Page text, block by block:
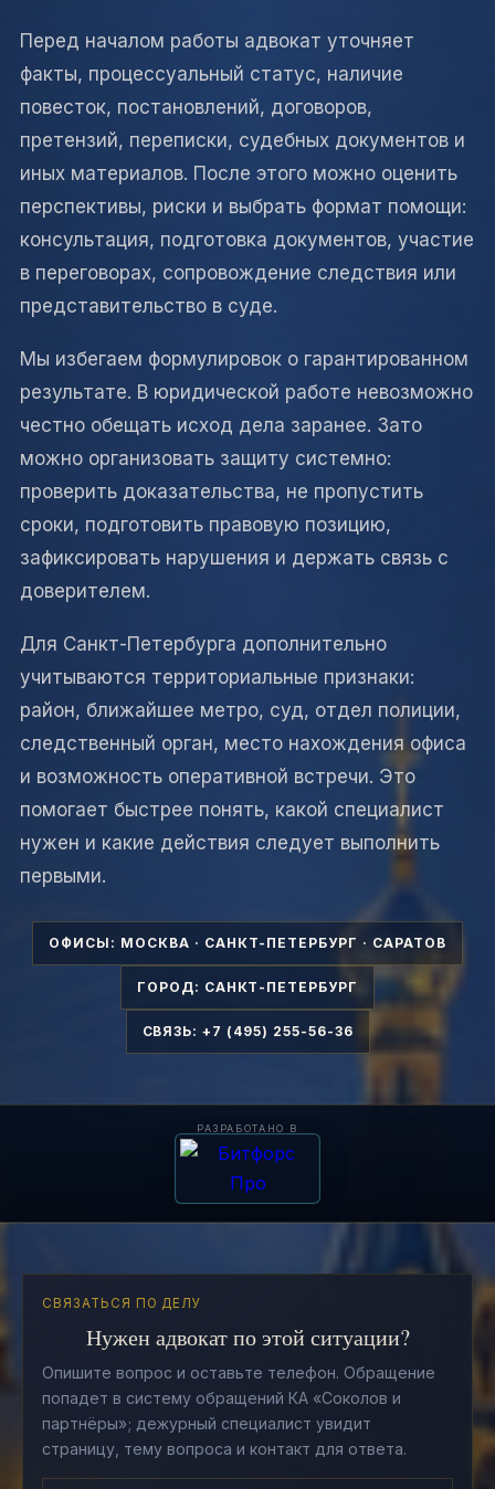
Перед началом работы адвокат уточняет
факты, процессуальный статус, наличие
повесток, постановлений, договоров,
претензий, переписки, судебных документов и
иных материалов. После этого можно оценить
перспективы, риски и выбрать формат помощи:
консультация, подготовка документов, участие
в переговорах, сопровождение следствия или
представительство в суде.
Мы избегаем формулировок о гарантированном
результате. В юридической работе невозможно
честно обещать исход дела заранее. Зато
можно организовать защиту системно:
проверить доказательства, не пропустить
сроки, подготовить правовую позицию,
зафиксировать нарушения и держать связь с
доверителем.
Для Санкт-Петербурга дополнительно
учитываются территориальные признаки:
район, ближайшее метро, суд, отдел полиции,
следственный орган, место нахождения офиса
и возможность оперативной встречи. Это
помогает быстрее понять, какой специалист
нужен и какие действия следует выполнить
первыми.
ОФИСЫ: МОСКВА · САНКТ-ПЕТЕРБУРГ · САРАТОВ
ГОРОД: САНКТ-ПЕТЕРБУРГ
СВЯЗЬ: +7 (495) 255-56-36
РАЗРАБОТАНО В
СВЯЗАТЬСЯ ПО ДЕЛУ
Нужен адвокат по этой ситуации?
Опишите вопрос и оставьте телефон. Обращение
попадет в систему обращений КА «Соколов и
партнёры»; дежурный специалист увидит
страницу, тему вопроса и контакт для ответа.